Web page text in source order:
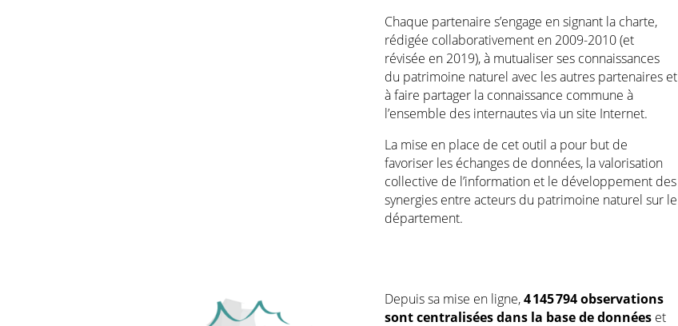
Chaque partenaire s’engage en signant la charte,
rédigée collaborativement en 2009-2010 (et
révisée en 2019), à mutualiser ses connaissances
du patrimoine naturel avec les autres partenaires et
à faire partager la connaissance commune à
l’ensemble des internautes via un site Internet.
La mise en place de cet outil a pour but de
favoriser les échanges de données, la valorisation
collective de l’information et le développement des
synergies entre acteurs du patrimoine naturel sur le
département.
Depuis sa mise en ligne,4 145 794 observations
sont centralisées dans la base de donnéeset